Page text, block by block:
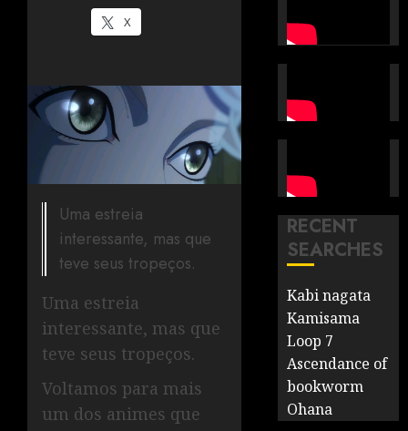
X
Uma estreia
interessante, mas que
teve seus tropeços.
Uma estreia
interessante, mas que
teve seus tropeços.
Voltamos para mais
um dos animes que
RECENT
SEARCHES
Kabi nagata
Kamisama
Loop 7
Ascendance of
bookworm
Ohana